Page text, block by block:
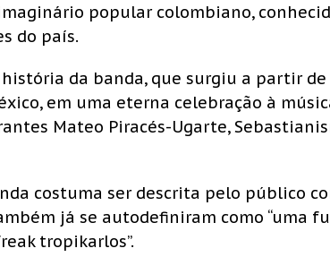
popular colombiano,
do país.
da banda, que surgiu a partir de
em uma eterna celebração à
Mateo Piracés-Ugarte,
costuma ser descrita pelo público
já se autodefiniram como “uma
tropikarlos”.